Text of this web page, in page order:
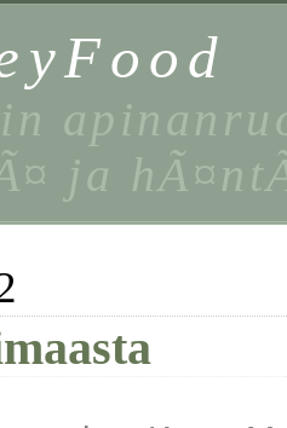
ja